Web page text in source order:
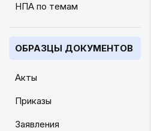
НПА по темам
ОБРАЗЦЫ ДОКУМЕНТОВ
Акты
Приказы
Заявления